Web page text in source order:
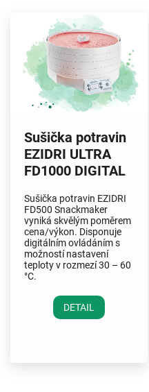
Sušička potravin
EZIDRI ULTRA
FD1000 DIGITAL
Sušička potravin EZIDRI
FD500 Snackmaker
vyniká skvělým poměrem
cena/výkon. Disponuje
digitálním ovládáním s
možností nastavení
teploty v rozmezí 30 – 60
°C.
DETAIL